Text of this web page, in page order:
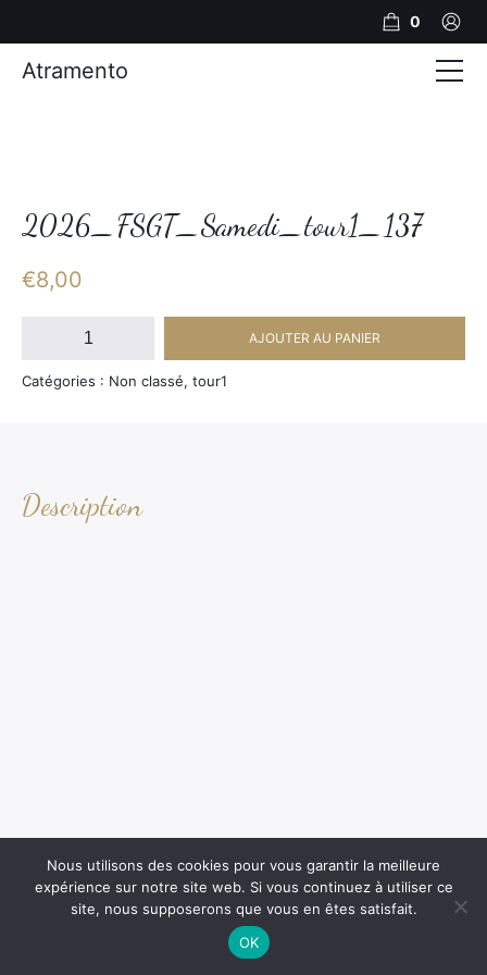
2026_FSGT_Samedi_tour1_137
€8,00
quantité
2026_FSGT_Samedi_tour1_137
AJOUTER AU PANIER
Catégories : Non classé, tour1
Description
0
Atramento
Photos
Nous utilisons des cookies pour vous garantir la meilleure
expérience sur notre site web. Si vous continuez à utiliser ce
site, nous supposerons que vous en êtes satisfait.
OK